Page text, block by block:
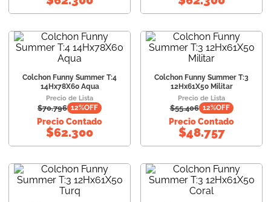
Colchon Funny Summer T:4
14Hx78X60 Aqua
Precio de Lista
$70.796 12%OFF
Precio Contado
$62.300
Colchon Funny Summer T:3
12Hx61X50 Militar
Precio de Lista
$55.406 12%OFF
Precio Contado
$48.757